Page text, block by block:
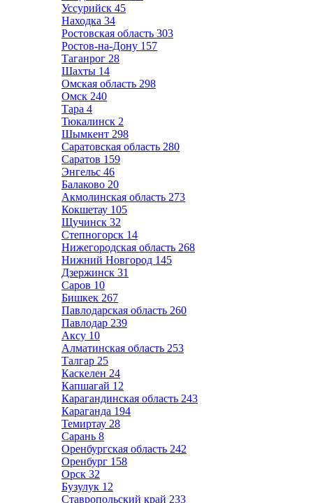
Уссурийск 45
Находка 34
Ростовская область 303
Ростов-на-Дону 157
Таганрог 28
Шахты 14
Омская область 298
Омск 240
Тара 4
Тюкалинск 2
Шымкент 298
Саратовская область 280
Саратов 159
Энгельс 46
Балаково 20
Акмолинская область 273
Кокшетау 105
Щучинск 32
Степногорск 14
Нижегородская область 268
Нижний Новгород 145
Дзержинск 31
Саров 10
Бишкек 267
Павлодарская область 260
Павлодар 239
Аксу 10
Алматинская область 253
Талгар 25
Каскелен 24
Капшагай 12
Карагандинская область 243
Караганда 194
Темиртау 28
Сарань 8
Оренбургская область 242
Оренбург 158
Орск 32
Бузулук 12
Ставропольский край 233